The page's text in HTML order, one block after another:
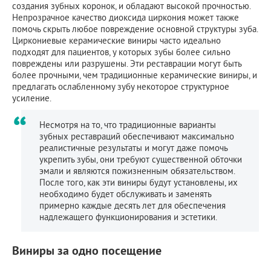
создания зубных коронок, и обладают высокой прочностью.
Непрозрачное качество диоксида циркония может также
помочь скрыть любое повреждение основной структуры зуба.
Циркониевые керамические виниры часто идеально
подходят для пациентов, у которых зубы более сильно
повреждены или разрушены. Эти реставрации могут быть
более прочными, чем традиционные керамические виниры, и
предлагать ослабленному зубу некоторое структурное
усиление.
Несмотря на то, что традиционные варианты
зубных реставраций обеспечивают максимально
реалистичные результаты и могут даже помочь
укрепить зубы, они требуют существенной обточки
эмали и являются пожизненным обязательством.
После того, как эти виниры будут установлены, их
необходимо будет обслуживать и заменять
примерно каждые десять лет для обеспечения
надлежащего функционирования и эстетики.
Виниры за одно посещение